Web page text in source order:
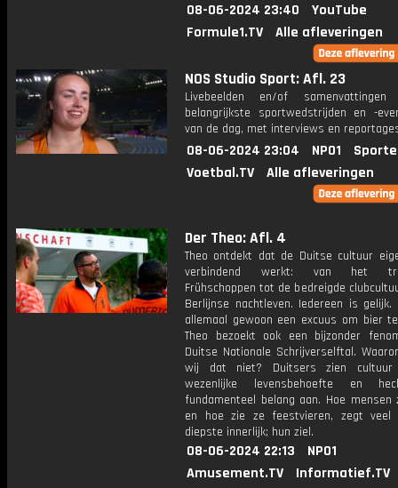
08-06-2024 23:40
YouTube
Formule1.TV
Alle afleveringen
NOS Studio Sport: Afl. 23
Livebeelden en/of
belangrijkste sportwedstrijden en -
van de dag, met interviews en
08-06-2024 23:04 NPO1
Voetbal.TV
Alle afleveringen
Der Theo: Afl. 4
Theo ontdekt dat de Duitse cultuur
verbindend werkt: van het
Frühschoppen tot de bedreigde
Berlijnse nachtleven. Iedereen is
allemaal gewoon een excuus om bier
Theo bezoekt ook een bijzonder
Duitse Nationale Schrijverselftal.
wij dat niet? Duitsers zien
wezenlijke levensbehoefte en
fundamenteel belang aan. Hoe mensen
en hoe zie ze feestvieren, zegt veel
diepste innerlijk; hun ziel.
08-06-2024 22:13
NPO1
Amusement.TV
Informatief.TV